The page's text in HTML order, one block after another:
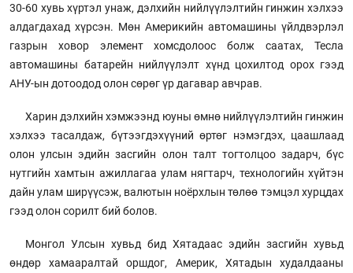
30-60 хувь хүртэл унаж, дэлхийн нийлүүлэлтийн гинжин хэлхээ
алдагдахад хүрсэн. Мөн Америкийн автомашины үйлдвэрлэл
газрын ховор элемент хомсдолоос болж саатах, Тесла
автомашины батарейн нийлүүлэлт хүнд цохилтод орох гээд
АНУ-ын дотоодод олон сөрөг үр дагавар авчрав.
Харин дэлхийн хэмжээнд юуны өмнө нийлүүлэлтийн гинжин
хэлхээ тасалдаж, бүтээгдэхүүний өртөг нэмэгдэх, цаашлаад
олон улсын эдийн засгийн олон талт тогтолцоо задарч, бүс
нутгийн хамтын ажиллагаа улам нягтарч, технологийн хүйтэн
дайн улам ширүүсэж, валютын ноёрхлын төлөө тэмцэл хурцдах
гээд олон сорилт бий болов.
Монгол Улсын хувьд бид Хятадаас эдийн засгийн хувьд
өндөр хамааралтай оршдог, Америк, Хятадын худалдааны